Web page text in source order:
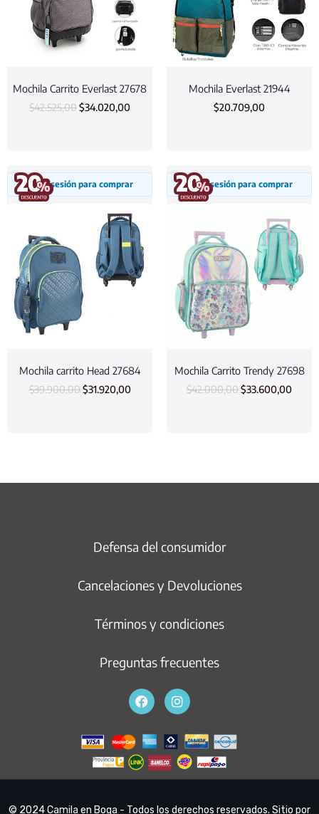
Mochila Carrito Everlast 27678
$42.525,00$34.020,00
Mochila Everlast 21944
$20.709,00
Inicia sesión para comprar
Mochila carrito Head 27684
$39.900,00 $31.920,00
Inicia sesión para comprar
Mochila Carrito Trendy 27698
$42.000,00$33.600,00
Defensa del consumidor
Cancelaciones y Devoluciones
Términos y condiciones
Preguntas frecuentes
© 2024 Camila en Boga - Todos los derechos reservados. Sitio por